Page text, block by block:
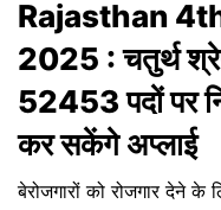
Rajasthan
2025 : चतुर्थ
52453 पदों पर
कर सकेंगे अप्लाई
बेरोजगारों को रोजगार देने